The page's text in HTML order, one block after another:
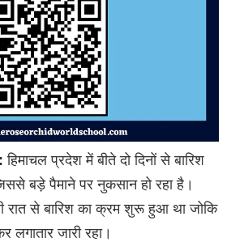
हिमाचल प्रदेश में बीते दो दिनों से बारिश
बड़े पैमाने पर नुकसान हो रहा है।
रात से बारिश का क्रम शुरू हुआ था जोकि
जारी रहा।